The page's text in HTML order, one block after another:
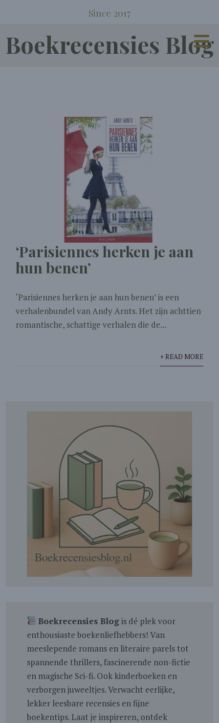
Since 2017
Boekrecensies Blog
‘Parisiennes herken je aan
hun benen’
‘Parisiennes herken je aan hun benen’ is een
verhalenbundel van Andy Arnts. Het zijn achttien
romantische, schattige verhalen die de...
+ READ MORE
Boekrecensies Blogis dé plek voor
enthousiaste boekenliefhebbers! Van
meeslepende romans en literaire parels tot
spannende thrillers, fascinerende non-fictie
en magische Sci-fi. Ook kinderboeken en
verborgen juweeltjes. Verwacht eerlijke,
lekker leesbare recensies en fijne
boekentips. Laat je inspireren, ontdek